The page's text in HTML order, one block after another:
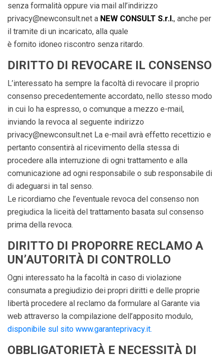
senza formalità oppure via mail all’indirizzo
privacy@newconsult.net a NEW CONSULT S.r.l., anche per
il tramite di un incaricato, alla quale
è fornito idoneo riscontro senza ritardo.
DIRITTO DI REVOCARE IL CONSENSO
L’interessato ha sempre la facoltà di revocare il proprio
consenso precedentemente accordato, nello stesso modo
in cui lo ha espresso, o comunque a mezzo e-mail,
inviando la revoca al seguente indirizzo
privacy@newconsult.net La e-mail avrà effetto recettizio e
pertanto consentirà al ricevimento della stessa di
procedere alla interruzione di ogni trattamento e alla
comunicazione ad ogni responsabile o sub responsabile di
di adeguarsi in tal senso.
Le ricordiamo che l’eventuale revoca del consenso non
pregiudica la liceità del trattamento basata sul consenso
prima della revoca.
DIRITTO DI PROPORRE RECLAMO A
UN’AUTORITÀ DI CONTROLLO
Ogni interessato ha la facoltà in caso di violazione
consumata a pregiudizio dei propri diritti e delle proprie
libertà procedere al reclamo da formulare al Garante via
web attraverso la compilazione dell’apposito modulo,
disponibile sul sito www.garanteprivacy.it.
OBBLIGATORIETÀ E NECESSITÀ DI